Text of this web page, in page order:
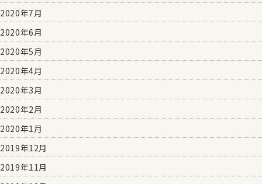
2020年7月
2020年6月
2020年5月
2020年4月
2020年3月
2020年2月
2020年1月
2019年12月
2019年11月